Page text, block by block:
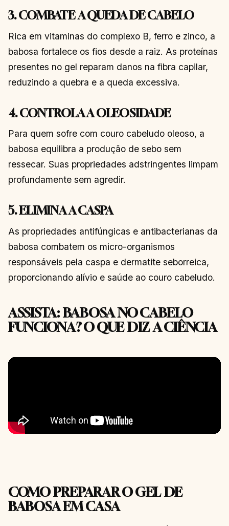
3. COMBATE A QUEDA DE CABELO
Rica em vitaminas do complexo B, ferro e zinco, a
babosa fortalece os fios desde a raiz. As proteínas
presentes no gel reparam danos na fibra capilar,
reduzindo a quebra e a queda excessiva.
4. CONTROLA A OLEOSIDADE
Para quem sofre com couro cabeludo oleoso, a
babosa equilibra a produção de sebo sem
ressecar. Suas propriedades adstringentes limpam
profundamente sem agredir.
5. ELIMINA A CASPA
As propriedades antifúngicas e antibacterianas da
babosa combatem os micro-organismos
responsáveis pela caspa e dermatite seborreica,
proporcionando alívio e saúde ao couro cabeludo.
ASSISTA: BABOSA NO CABELO
FUNCIONA? O QUE DIZ A CIÊNCIA
COMO PREPARAR O GEL DE
BABOSA EM CASA